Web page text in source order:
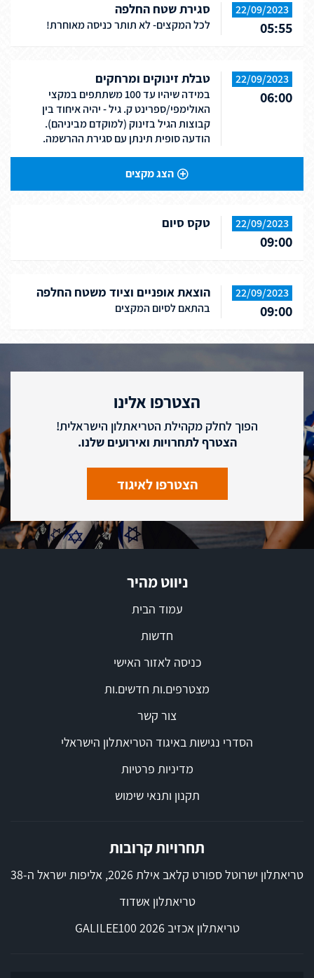
22/09/2023
05:55
סגירת שטח החלפה
לכל המקצים- לא תותר כניסה מאוחרת!
22/09/2023
06:00
טבלת זינוקים ומרחקים
במידה שיהיו עד 100 משתתפים במקצי
האולימפי/ספרינט ק. גיל - יהיה איחוד בין
קבוצות הגיל בזינוק (למוקדם מביניהם).
הודעה סופית תינתן עם סגירת ההרשמה.
הצג מקצים
22/09/2023
09:00
טקס סיום
22/09/2023
09:00
הוצאת אופניים וציוד משטח החלפה
בהתאם לסיום המקצים
הצטרפו אלינו
הפוך לחלק מקהילת הטריאתלון הישראלית!
הצטרף לתחרויות ואירועים שלנו.
הצטרפו לאיגוד
ניווט מהיר
עמוד הבית
חדשות
כניסה לאזור האישי
מצטרפים.ות חדשים.ות
צור קשר
הסדרי נגישות באיגוד הטריאתלון הישראלי
מדיניות פרטיות
תקנון ותנאי שימוש
תחרויות קרובות
טריאתלון ישרוטל ספורט קלאב אילת 2026, אליפות ישראל ה-38
טריאתלון אשדוד
טריאתלון אכזיב 2026 GALILEE100